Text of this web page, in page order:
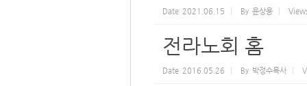
Date 2021.06.15 By 윤상용
전라노회 홈
Date 2016.05.26 By 박정수목사